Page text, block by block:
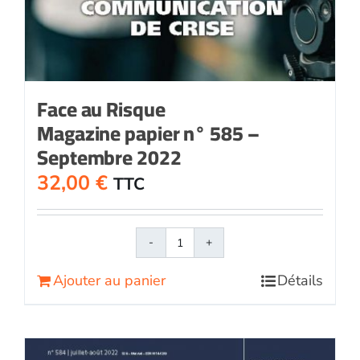
Face au Risque
Magazine papier n° 585 –
Septembre 2022
32,00 € TTC
quantité
papier
Ajouter au panier Détails